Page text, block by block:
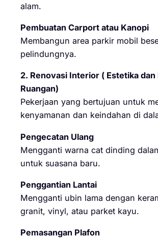
alam.
Pembuatan Carport atau Kanopi
Membangun area parkir mobil
pelindungnya.
2. Renovasi Interior ( Estetika dan
Ruangan)
Pekerjaan yang bertujuan untuk
kenyamanan dan keindahan di
Pengecatan Ulang
Mengganti warna cat dinding
untuk suasana baru.
Penggantian Lantai
Mengganti ubin lama dengan
granit, vinyl, atau parket kayu.
Pemasangan Plafon